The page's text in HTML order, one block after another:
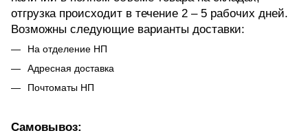
отгрузка происходит в течение 2 – 5 рабочих дней.
Возможны следующие варианты доставки:
На отделение НП
Адресная доставка
Почтоматы НП
Самовывоз: